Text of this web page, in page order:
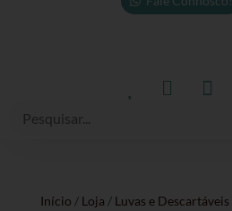
 
Início / Loja / Luvas e Descartáveis